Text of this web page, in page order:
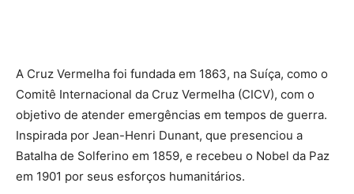
A Cruz Vermelha foi fundada em 1863, na Suíça, como o
Comitê Internacional da Cruz Vermelha (CICV), com o
objetivo de atender emergências em tempos de guerra.
Inspirada por Jean-Henri Dunant, que presenciou a
Batalha de Solferino em 1859, e recebeu o Nobel da Paz
em 1901 por seus esforços humanitários.